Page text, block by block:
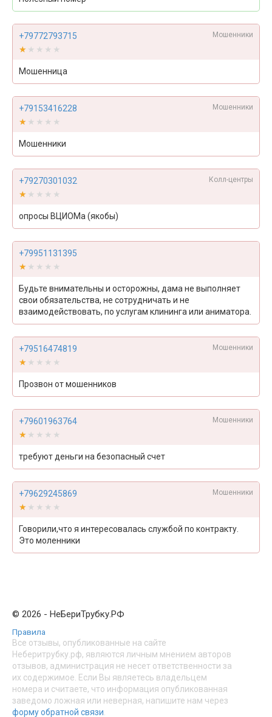
+79772793715 Мошенники
★★★★★
★★★★★
Мошенница
+79153416228 Мошенники
★★★★★
★★★★★
Мошенники
+79270301032 Колл-центры
★★★★★
★★★★★
опросы ВЦИОМа (якобы)
+79951131395
★★★★★
★★★★★
Будьте внимательны и осторожны, дама не выполняет
свои обязательства, не сотрудничать и не
взаимодействовать, по услугам клининга или аниматора.
+79516474819 Мошенники
★★★★★
★★★★★
Прозвон от мошенников
+79601963764 Мошенники
★★★★★
★★★★★
требуют деньги на безопасный счет
+79629245869 Мошенники
★★★★★
★★★★★
Говорили,что я интересовалась службой по контракту.
Это моленники
© 2026 - НеБериТрубку.РФ
Правила
Все отзывы, опубликованные на сайте
Неберитрубку.рф, являются личным мнением авторов
отзывов, администрация не несет ответственности за
их содержимое. Если Вы являетесь владельцем
номера и считаете, что информация опубликованная
заведомо ложная или неверная, напишите нам через
форму обратной связи